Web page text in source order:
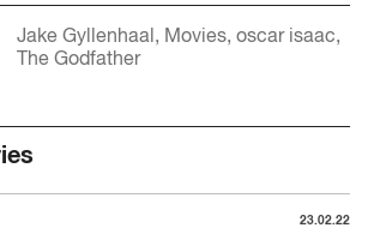
Jake Gyllenhaal Movies oscar isaac
The Godfather
23.02.22